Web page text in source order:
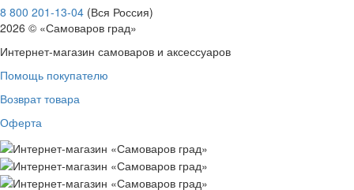
8 800 201-13-04 (Вся Россия)
2026 © «Самоваров град»
Интернет-магазин самоваров и аксессуаров
Помощь покупателю
Возврат товара
Оферта